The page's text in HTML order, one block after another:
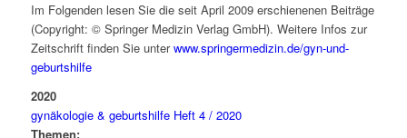
Im Folgenden lesen Sie die seit April 2009 erschienenen Beiträge
(Copyright: © Springer Medizin Verlag GmbH). Weitere Infos zur
Zeitschrift finden Sie unterwww.springermedizin.de/gyn-und-
geburtshilfe
2020
gynäkologie & geburtshilfe Heft 4 / 2020
Themen: